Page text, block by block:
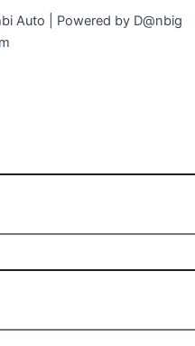
Auto | Powered by D@nbig